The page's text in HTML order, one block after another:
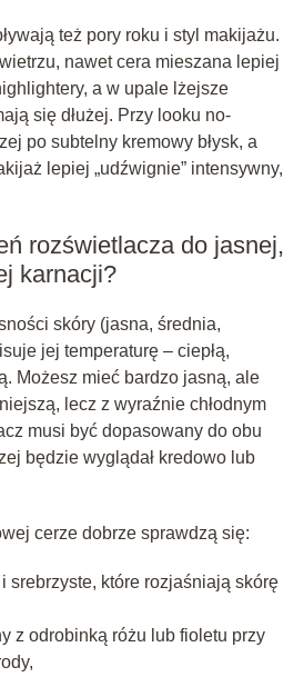
też pory roku i styl makijażu.
nawet cera mieszana lepiej
a w upale lżejsze
się dłużej. Przy looku no-
po subtelny kremowy błysk, a
lepiej „udźwignie” intensywny,
rozświetlacza do jasnej,
karnacji?
skóry (jasna, średnia,
jej temperaturę – ciepłą,
Możesz mieć bardzo jasną, ale
lecz z wyraźnie chłodnym
musi być dopasowany do obu
będzie wyglądał kredowo lub
cerze dobrze sprawdzą się:
srebrzyste, które rozjaśniają skórę
z odrobinką różu lub fioletu przy